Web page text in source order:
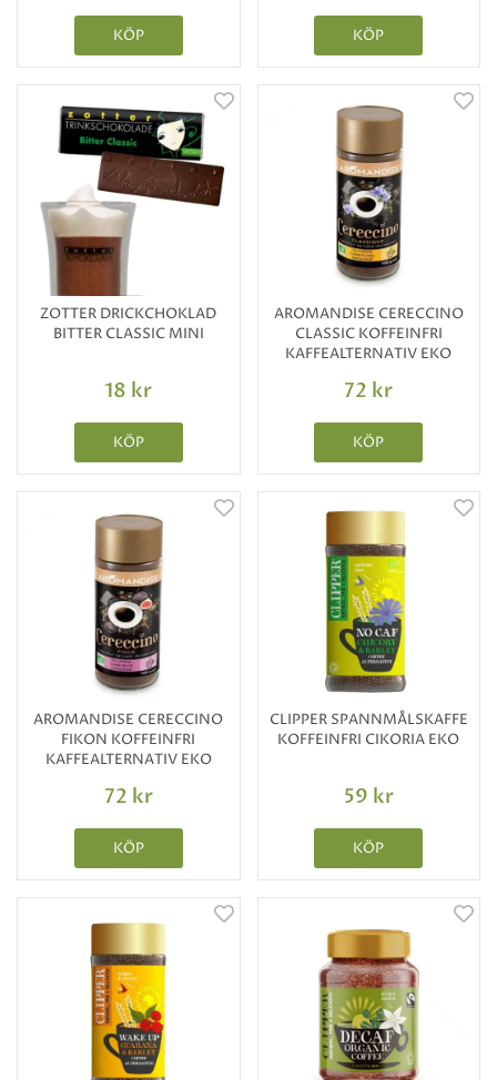
KÖP KÖP
ZOTTER DRICKCHOKLAD
BITTER CLASSIC MINI
18 kr
KÖP
AROMANDISE CERECCINO
CLASSIC KOFFEINFRI
KAFFEALTERNATIV EKO
72 kr
KÖP
AROMANDISE CERECCINO
FIKON KOFFEINFRI
KAFFEALTERNATIV EKO
72 kr
KÖP
CLIPPER SPANNMÅLSKAFFE
KOFFEINFRI CIKORIA EKO
59 kr
KÖP